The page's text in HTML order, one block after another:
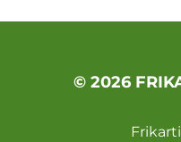
© 2026